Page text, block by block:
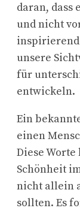
daran, dass
und nicht
unsere
für
entwickeln.
Ein
einen
Diese
Schönheit
nicht allein
sollten. Es